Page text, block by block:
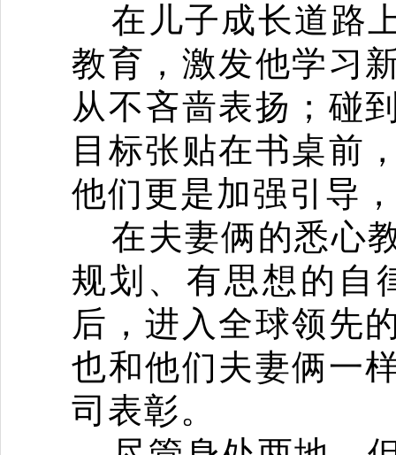
在儿子成长道路
教育，激发他学习
从不吝啬表扬；碰
目标张贴在书桌前
他们更是加强引导
在夫妻俩的悉心
规划、有思想的自
后，进入全球领先
也和他们夫妻俩一
司表彰。